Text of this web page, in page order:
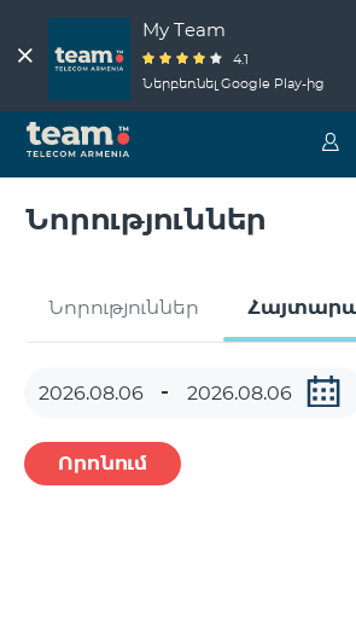
My Team
4.1
Ներբեռնել Google Play-ից
Նորություններ
Նորություններ
Որոնում